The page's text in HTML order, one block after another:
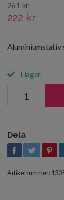
261 kr
222 kr
Aluminiumstativ
I lager.
Dela
Artikelnummer: